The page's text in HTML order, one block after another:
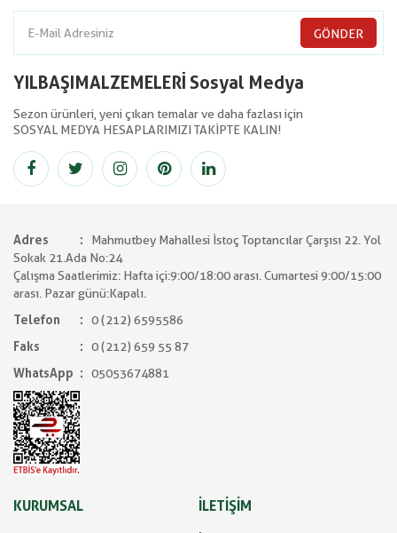
GÖNDER
YILBAŞIMALZEMELERİ Sosyal Medya
Sezon ürünleri, yeni çıkan temalar ve daha fazlası için
SOSYAL MEDYA HESAPLARIMIZI TAKİPTE KALIN!
Adres
Mahmutbey Mahallesi İstoç Toptancılar Çarşısı 22. Yol
Sokak 21.Ada No:24
Çalışma Saatlerimiz: Hafta içi:9:00/18:00 arası. Cumartesi 9:00/15:00
arası. Pazar günü:Kapalı.
Telefon
0 (212) 6595586
Faks
0 (212) 659 55 87
WhatsApp
05053674881
KURUMSAL İLETİŞİM